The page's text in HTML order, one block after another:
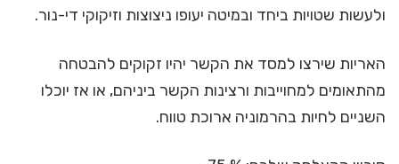
ולעשות שטויות ביחד ובמיטה יעופו ניצוצות וזיקוקי די-נור.
האריות שירצו למסד את הקשר יהיו זקוקים להבטחה
מהתאומים למחוייבות ורצינות הקשר ביניהם, או אז יוכלו
השניים לחיות בהרמוניה ארוכת טווח.